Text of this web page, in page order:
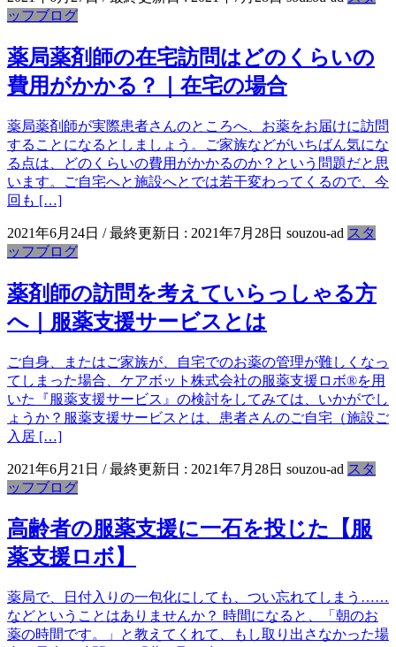
ッフブログ
薬局薬剤師の在宅訪問はどのくらいの
費用がかかる？｜在宅の場合
薬局薬剤師が実際患者さんのところへ、お薬をお届けに訪問
することになるとしましょう。ご家族などがいちばん気にな
る点は、どのくらいの費用がかかるのか？という問題だと思
います。ご自宅へと施設へとでは若干変わってくるので、今
回も […]
2021年6月24日 / 最終更新日 : 2021年7月28日 souzou-ad スタ
ッフブログ
薬剤師の訪問を考えていらっしゃる方
へ｜服薬支援サービスとは
ご自身、またはご家族が、自宅でのお薬の管理が難しくなっ
てしまった場合、ケアボット株式会社の服薬支援ロボ®を用
いた『服薬支援サービス』の検討をしてみては、いかがでし
ょうか？服薬支援サービスとは、患者さんのご自宅（施設ご
入居 […]
2021年6月21日 / 最終更新日 : 2021年7月28日 souzou-ad スタ
ッフブログ
高齢者の服薬支援に一石を投じた【服
薬支援ロボ】
薬局で、日付入りの一包化にしても、つい忘れてしまう……
などということはありませんか？ 時間になると、「朝のお
薬の時間です。」と教えてくれて、もし取り出さなかった場